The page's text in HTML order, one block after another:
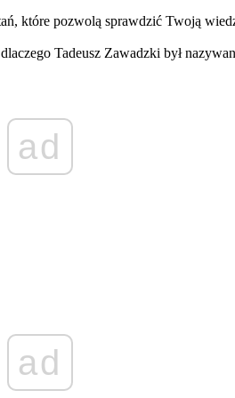
które pozwolą sprawdzić Twoją
Tadeusz Zawadzki był
ad
ad